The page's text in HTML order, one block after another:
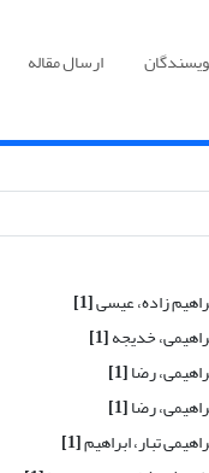
ارسال مقاله
زاده، عیسی[1]
خدیجه[1]
رضا[1]
رضا[1]
تبار، ابراهیم[1]